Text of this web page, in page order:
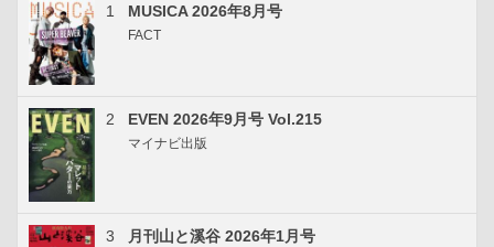
1 MUSICA 2026年8月号
FACT
2 EVEN 2026年9月号 Vol.215
マイナビ出版
3 月刊山と溪谷 2026年1月号